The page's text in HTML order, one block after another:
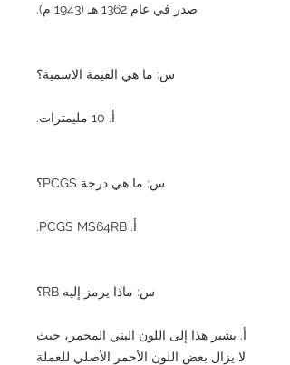
صدر في عام 1362 هـ (1943 م).
س: ما هي القيمة الاسمية؟
أ. 10 مليمترات.
س: ما هي درجة PCGS؟
أ. PCGS MS64RB.
س: ماذا يرمز إليه RB؟
أ. يشير هذا إلى اللون البني المحمر، حيث
لا يزال بعض اللون الأحمر الأصلي للعملة